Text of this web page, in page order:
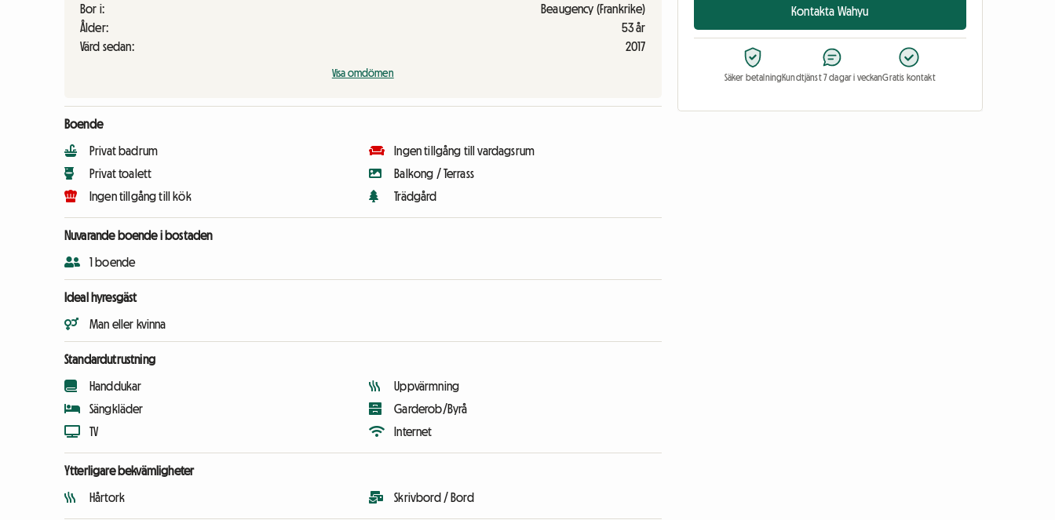
Bor i:
Beaugency (Frankrike)
Ålder:
53 år
Värd sedan:
2017
Visa omdömen
Boende
Privat badrum
Privat toalett
Ingen tillgång till kök
Ingen tillgång till vardagsrum
Balkong / Terrass
Trädgård
Nuvarande boende i bostaden
1 boende
Ideal hyresgäst
Man eller kvinna
Standardutrustning
Handdukar
Sängkläder
TV
Uppvärmning
Garderob/Byrå
Internet
Ytterligare bekvämligheter
Hårtork Skrivbord / Bord
Kontakta Wahyu
Säker betalningKundtjänst 7 dagar i veckanGratis kontakt